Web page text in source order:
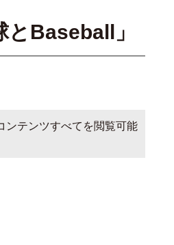
Baseball」
ンテンツすべてを閲覧可能